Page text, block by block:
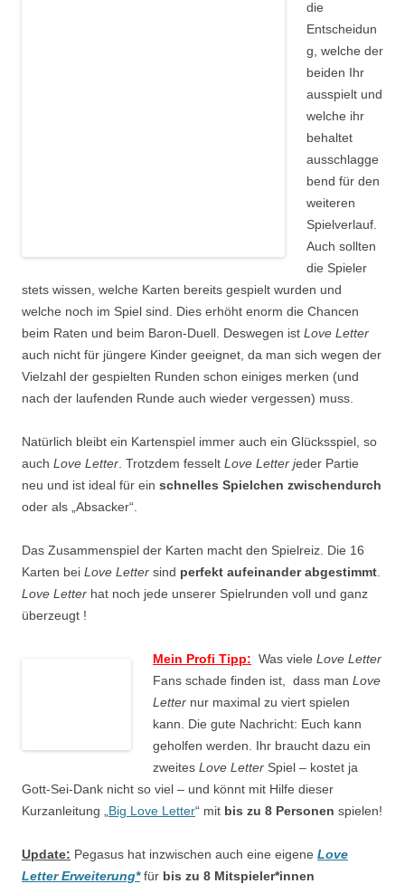
die
Entscheidun
g, welche der
beiden Ihr
ausspielt und
welche ihr
behaltet
ausschlagge
bend für den
weiteren
Spielverlauf.
Auch sollten
die Spieler
stets wissen, welche Karten bereits gespielt wurden und
welche noch im Spiel sind. Dies erhöht enorm die Chancen
beim Raten und beim Baron-Duell. Deswegen ist Love Letter
auch nicht für jüngere Kinder geeignet, da man sich wegen der
Vielzahl der gespielten Runden schon einiges merken (und
nach der laufenden Runde auch wieder vergessen) muss.
Natürlich bleibt ein Kartenspiel immer auch ein Glücksspiel, so
auch Love Letter. Trotzdem fesselt Love Letter jeder Partie
neu und ist ideal für ein schnelles Spielchen zwischendurch
oder als „Absacker“.
Das Zusammenspiel der Karten macht den Spielreiz. Die 16
Karten bei Love Letter sind perfekt aufeinander abgestimmt.
Love Letter hat noch jede unserer Spielrunden voll und ganz
überzeugt !
Mein Profi Tipp: Was viele Love Letter
Fans schade finden ist, dass man Love
Letter nur maximal zu viert spielen
kann. Die gute Nachricht: Euch kann
geholfen werden. Ihr braucht dazu ein
zweites Love Letter Spiel – kostet ja
Gott-Sei-Dank nicht so viel – und könnt mit Hilfe dieser
Kurzanleitung „Big Love Letter“ mit bis zu 8 Personen spielen!
Update: Pegasus hat inzwischen auch eine eigene Love
Letter Erweiterung* für bis zu 8 Mitspieler*innen